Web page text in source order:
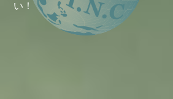
い！